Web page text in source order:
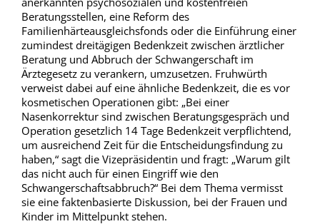
Beratungsstellen, eine Reform des
Familienhärteausgleichsfonds oder die Einführung einer
zumindest dreitägigen Bedenkzeit zwischen ärztlicher
Beratung und Abbruch der Schwangerschaft im
Ärztegesetz zu verankern, umzusetzen. Fruhwürth
verweist dabei auf eine ähnliche Bedenkzeit, die es vor
kosmetischen Operationen gibt: „Bei einer
Nasenkorrektur sind zwischen Beratungsgespräch und
Operation gesetzlich 14 Tage Bedenkzeit verpflichtend,
um ausreichend Zeit für die Entscheidungsfindung zu
haben,“ sagt die Vizepräsidentin und fragt: „Warum gilt
das nicht auch für einen Eingriff wie den
Schwangerschaftsabbruch?“ Bei dem Thema vermisst
sie eine faktenbasierte Diskussion, bei der Frauen und
Kinder im Mittelpunkt stehen.